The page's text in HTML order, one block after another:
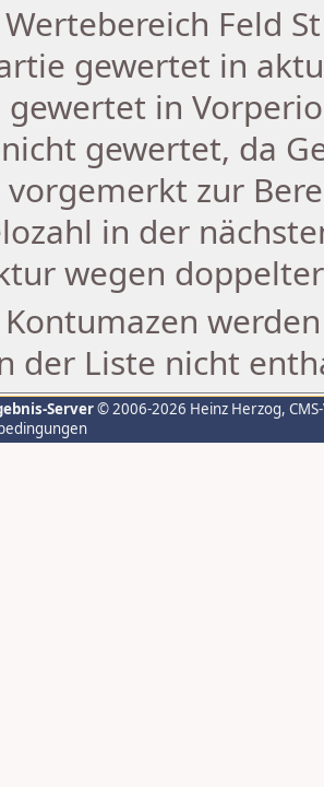
Wertebereich Feld
gewertet in
gewertet in
gewertet, da
vorgemerkt zur
in der
wegen
Kontumazen
der Liste nicht
Server© 2006-2026 Heinz Herzog,